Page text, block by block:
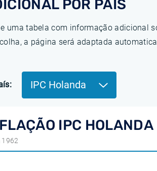
POR PAÍS
uma tabela com informação adicional
a página será adaptada
IPC Holanda
IPC HOLANDA